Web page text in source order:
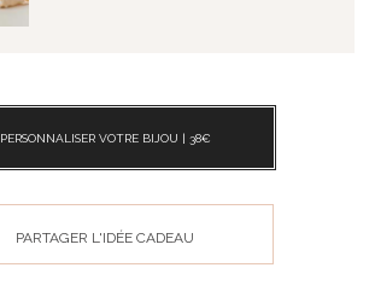
PERSONNALISER VOTRE BIJOU | 38€
PARTAGER L'IDÉE CADEAU